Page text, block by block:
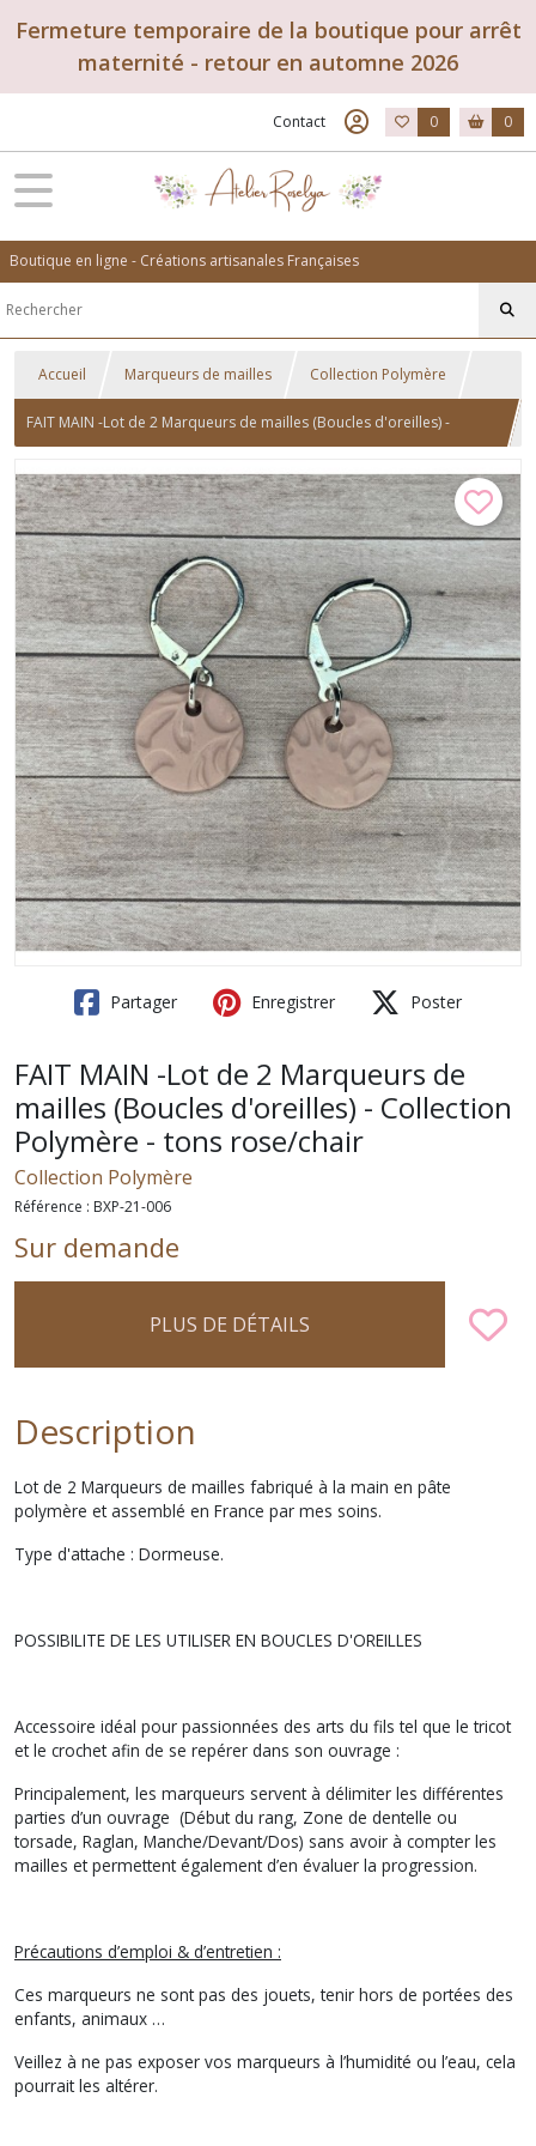
Fermeture temporaire de la boutique pour arrêt
maternité - retour en automne 2026
Contact 0 0
Boutique en ligne - Créations artisanales Françaises
Accueil Marqueurs de mailles Collection Polymère
FAIT MAIN -Lot de 2 Marqueurs de mailles (Boucles d'oreilles) -
Collection Polymère - tons rose/chair
Partager Enregistrer Poster
FAIT MAIN -Lot de 2 Marqueurs de
mailles (Boucles d'oreilles) - Collection
Polymère - tons rose/chair
Collection Polymère
Référence : BXP-21-006
Sur demande
PLUS DE DÉTAILS
Description
Lot de 2 Marqueurs de mailles fabriqué à la main en pâte
polymère et assemblé en France par mes soins.
Type d'attache : Dormeuse.
POSSIBILITE DE LES UTILISER EN BOUCLES D'OREILLES
Accessoire idéal pour passionnées des arts du fils tel que le tricot
et le crochet afin de se repérer dans son ouvrage :
Principalement, les marqueurs servent à délimiter les différentes
parties d’un ouvrage (Début du rang, Zone de dentelle ou
torsade, Raglan, Manche/Devant/Dos) sans avoir à compter les
mailles et permettent également d’en évaluer la progression.
Précautions d’emploi & d’entretien :
Ces marqueurs ne sont pas des jouets, tenir hors de portées des
enfants, animaux …
Veillez à ne pas exposer vos marqueurs à l’humidité ou l’eau, cela
pourrait les altérer.